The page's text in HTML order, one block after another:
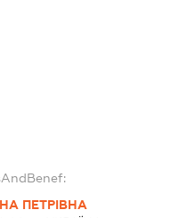
ПЕТРІВНА